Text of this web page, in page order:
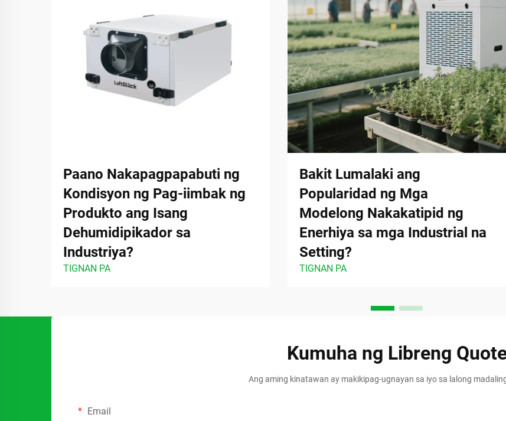
Paano Nakapagpapabuti ng
Kondisyon ng Pag-iimbak ng
Produkto ang Isang
Dehumidipikador sa
Industriya?
TIGNAN PA
Bakit Lumalaki ang
Popularidad ng Mga
Modelong Nakakatipid ng
Enerhiya sa mga Industrial na
Setting?
TIGNAN PA
Kumuha ng Libreng
Ang aming kinatawan ay makikipag-ugnayan sa iyo sa lalong
Email